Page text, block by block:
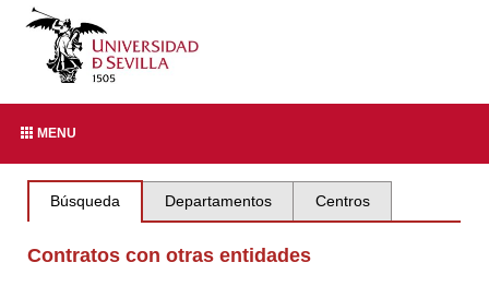
MENU
Búsqueda Departamentos Centros
Contratos con otras entidades